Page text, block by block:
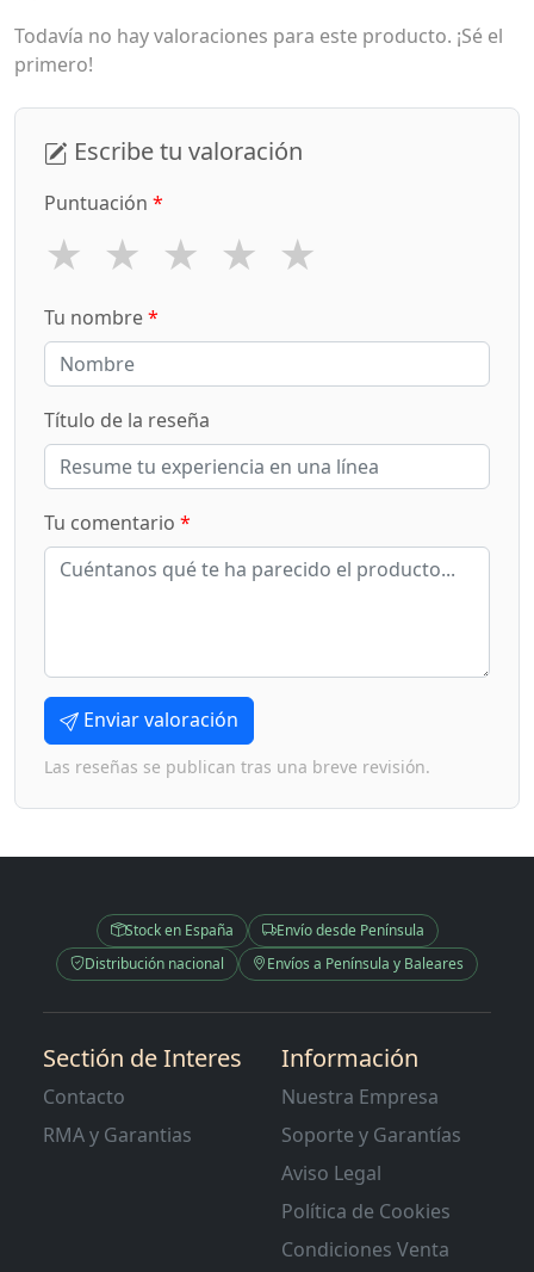
Todavía no hay valoraciones para este producto. ¡Sé el
primero!
Escribe tu valoración
Puntuación *
★ ★ ★ ★ ★
Tu nombre*
Título de la reseña
Tu comentario *
Enviar valoración
Las reseñas se publican tras una breve revisión.
Stock en España
Envío desde Península
Distribución nacional
Envíos a Península y Baleares
Sectión de Interes
Contacto
RMA y Garantias
Información
Nuestra Empresa
Soporte y Garantías
Aviso Legal
Política de Cookies
Condiciones Venta